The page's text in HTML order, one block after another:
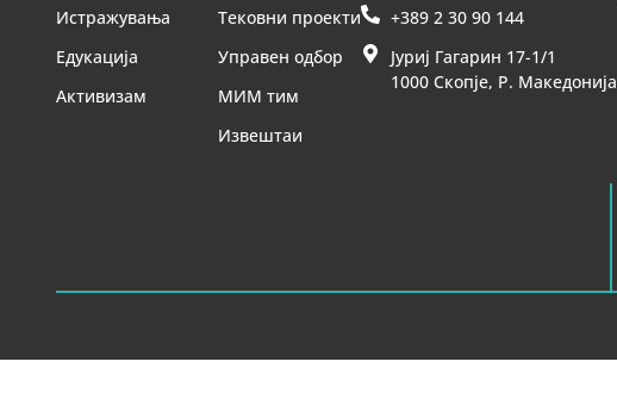
Истражувања
Едукација
Активизам
Тековни проекти
Управен одбор
МИМ тим
Извештаи
+389 2 30 90 144
Јуриј Гагарин 17-1/1
1000 Скопје, Р. Македонија